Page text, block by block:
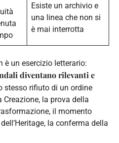
Esiste un archivio e
una linea che non si
è mai interrotta
è un esercizio letterario:
diventano rilevanti e
stesso rifiuto di un ordine
la prova della
il momento
la conferma della